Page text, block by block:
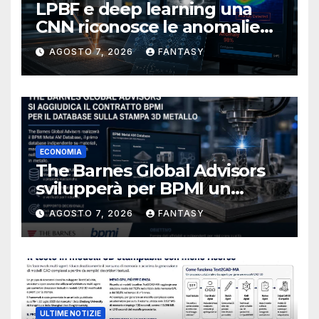
LPBF e deep learning una
CNN riconosce le anomalie
del bagno di fusione
AGOSTO 7, 2026 FANTASY
ECONOMIA
The Barnes Global Advisors
svilupperà per BPMI un
database per la stampa 3D
metallica destinata alla filiera
navale statunitense
AGOSTO 7, 2026 FANTASY
ULTIME NOTIZIE